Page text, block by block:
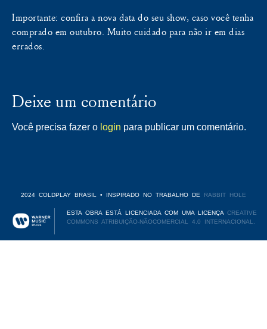
Importante: confira a nova data do seu show, caso você tenha
comprado em outubro. Muito cuidado para não ir em dias
errados.
Deixe um comentário
Você precisa fazer o login para publicar um comentário.
2024 COLDPLAY BRASIL • INSPIRADO NO TRABALHO DE RABBIT HOLE
ESTA OBRA ESTÁ LICENCIADA COM UMA LICENÇACREATIVE
COMMONS ATRIBUIÇÃO-NÃOCOMERCIAL 4.0 INTERNACIONAL.